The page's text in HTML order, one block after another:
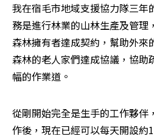
我在宿毛市地域支援協力隊三年
務是進行林業的山林生產及管理
森林擁有者達成契約，幫助外來
森林的老人家們達成協議，協助
幅的作業道。
從剛開始完全是生手的工作夥伴
作後，現在已經可以每天開設約